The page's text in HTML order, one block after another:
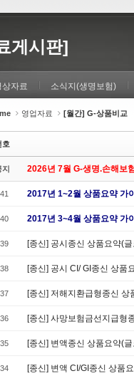
게시판]
상자료 소식지(생명보험)
영업자료 [월간] G-상품비교
호
지 2026년 7월 G-생명.손해보
2017년 1~2월 상품요약 가
2017년 3~4월 상품요약 가
[종신] 공시종신 상품요약(
[종신] 공시 CI/ GI종신 상품
[종신] 저해지환급형종신
[종신] 사망보험금선지급형
[종신] 변액종신 상품요약(
[종신] 변액 CI/GI종신 상품